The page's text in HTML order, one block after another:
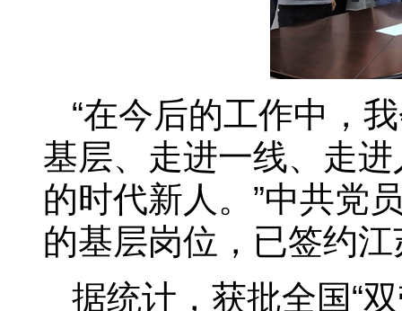
“在今后的工作中，
基层、走进一线、走
的时代新人。”中共党
的基层岗位，已签约
据统计，获批全国“